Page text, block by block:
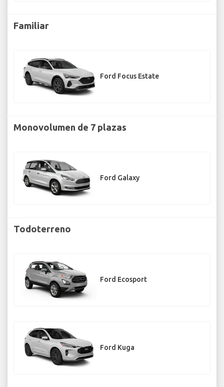
Familiar
Ford Focus Estate
Monovolumen de 7 plazas
Ford Galaxy
Todoterreno
Ford Ecosport
Ford Kuga